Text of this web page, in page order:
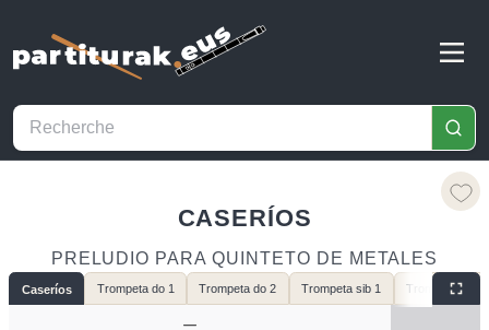
CASERÍOS
PRELUDIO PARA QUINTETO DE METALES
Caseríos Trompeta do 1 Trompeta do 2 Trompeta sib 1 Trompeta sib 2